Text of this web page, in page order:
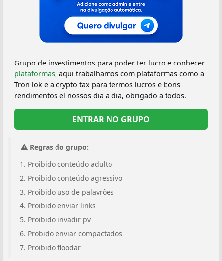
Grupo de investimentos para poder ter lucro e conhecer
plataformas, aqui trabalhamos com plataformas como a
Tron lok e a crypto tax para termos lucros e bons
rendimentos el nossos dia a dia, obrigado a todos.
ENTRAR NO GRUPO
Regras do grupo:
Proibido conteúdo adulto
Proibido conteúdo agressivo
Proibido uso de palavrões
Proibido enviar links
Proibido invadir pv
Probido enviar compactados
Proibido floodar